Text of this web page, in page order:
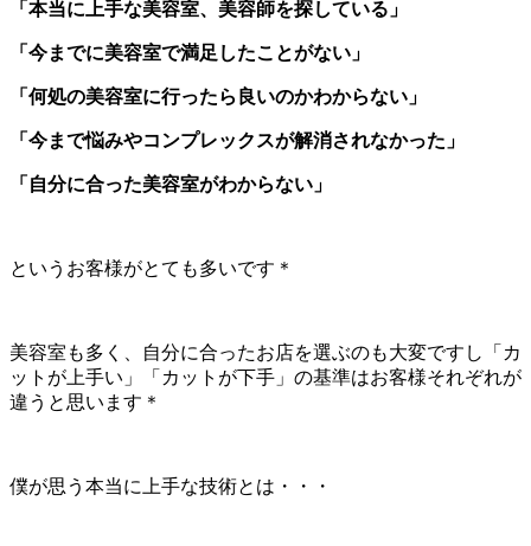
「本当に上手な美容室、美容師を探している」
「今までに美容室で満足したことがない」
「何処の美容室に行ったら良いのかわからない」
「今まで悩みやコンプレックスが解消されなかった」
「自分に合った美容室がわからない」
というお客様がとても多いです＊
美容室も多く、自分に合ったお店を選ぶのも大変ですし「カ
ットが上手い」「カットが下手」の基準はお客様それぞれが
違うと思います＊
僕が思う本当に上手な技術とは・・・